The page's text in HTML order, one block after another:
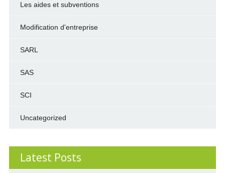
Les aides et subventions
Modification d'entreprise
SARL
SAS
SCI
Uncategorized
Latest Posts